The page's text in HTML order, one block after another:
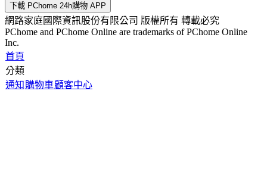
下載 PChome 24h購物 APP
網路家庭國際資訊股份有限公司 版權所有 轉載必究
PChome and PChome Online are trademarks of PChome Online
Inc.
首頁
分類
通知 購物車顧客中心